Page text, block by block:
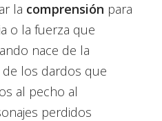
la comprensión para
o la fuerza que
nace de la
los dardos que
al pecho al
perdidos